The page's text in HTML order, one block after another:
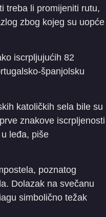
treba li promijeniti rutu,
zbog kojeg su uopće
iscrpljujućih 82
španjolsku
katoličkih sela bile su
znakove iscrpljenosti
leđa, piše
poznatog
Dolazak na svečanu
simbolično težak